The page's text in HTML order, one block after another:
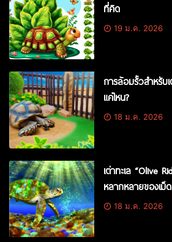
ที่คิด
19 ม.ค. 2026
การล้อมรั้วสำหรับ
แค่ไหน?
18 ม.ค. 2026
เต่าทะเล “Olive
หลากหลายของเม็
18 ม.ค. 2026